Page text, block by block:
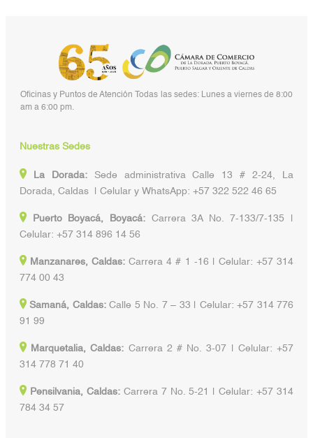
Oficinas y Puntos de Atención Todas las sedes: Lunes a viernes de 8:00
am a 6:00 pm.
Nuestras Sedes
La Dorada:Sede administrativa Calle 13 # 2-24, La
Dorada, Caldas | Celular y WhatsApp: +57 322 522 46 65
Puerto Boyacá, Boyacá:Carrera 3A No. 7-133/7-135 |
Celular: +57 314 896 14 56
Manzanares, Caldas: Carrera 4 # 1 -16 | Celular: +57 314
774 00 43
Samaná, Caldas:Calle 5 No. 7 – 33 | Celular: +57 314 776
91 99
Marquetalia, Caldas: Carrera 2 # No. 3-07 | Celular: +57
314 778 71 40
Pensilvania, Caldas:Carrera 7 No. 5-21 | Celular: +57 314
784 34 57